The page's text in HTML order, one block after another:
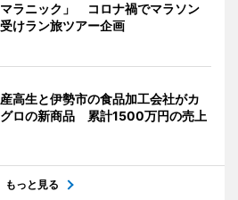
ラニック」 コロナ禍でマラソン
けラン旅ツアー企画
高生と伊勢市の食品加工会社がカ
ロの新商品 累計1500万円の売上
もっと見る